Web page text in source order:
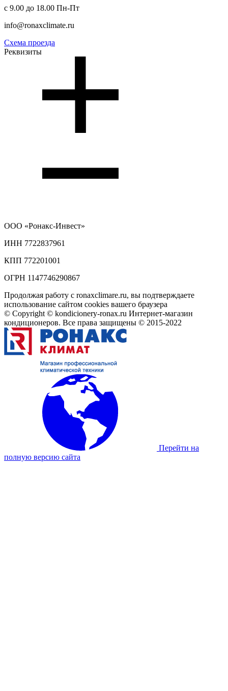
с 9.00 до 18.00 Пн-Пт
info@ronaxclimate.ru
Схема проезда
Реквизиты
ООО «Ронакс-Инвест»
ИНН 7722837961
КПП 772201001
ОГРН 1147746290867
Продолжая работу с ronaxclimare.ru, вы подтверждаете
использование сайтом cookies вашего браузера
© Copyright © kondicionery-ronax.ru Интернет-магазин
кондиционеров. Все права защищены © 2015-2022
Перейти на
полную версию сайта